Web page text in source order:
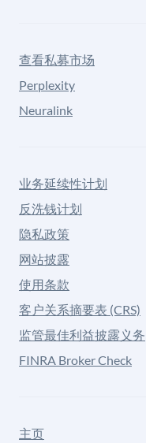
查看私募市场
Perplexity
Neuralink
业务延续性计划
反洗钱计划
隐私政策
网站披露
使用条款
客户关系摘要表 (CRS)
监管最佳利益披露义务
FINRA Broker Check
主页